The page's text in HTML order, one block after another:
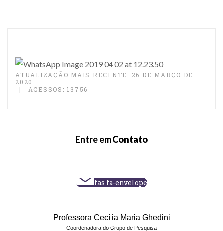
ATUALIZAÇÃO MAIS RECENTE: 26 DE MARÇO DE
2020
ACESSOS: 13756
Entre emContato
fas fa-envelope
Professora Cecília Maria Ghedini
Coordenadora do Grupo de Pesquisa